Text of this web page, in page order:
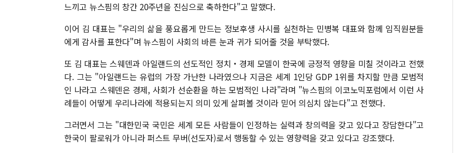
느끼고 뉴스핌의 창간 20주년을 진심으로 축하한다"고 말했다.
이어 김 대표는 "우리의 삶을 풍요롭게 만드는 정보후생 사시를 실천하는 민병복 대표와 함께 임직원분들
에게 감사를 표한다"며 뉴스핌이 사회의 바른 눈과 귀가 되어줄 것을 부탁했다.
또 김 대표는 스웨덴과 아일랜드의 선도적인 정치‧경제 모델이 한국에 긍정적 영향을 미칠 것이라고 전했
다. 그는 "아일랜드는 유럽의 가장 가난한 나라였으나 지금은 세계 1인당 GDP 1위를 차지할 만큼 모범적
인 나라고 스웨덴은 경제, 사회가 선순환을 하는 모범적인 나라"라며 "뉴스핌의 이코노믹포럼에서 이런 사
례들이 어떻게 우리나라에 적용되는지 의미 있게 살펴볼 것이라 믿어 의심치 않는다"고 전했다.
그러면서 그는 "대한민국 국민은 세계 모든 사람들이 인정하는 실력과 창의력을 갖고 있다고 장담한다"고
한국이 팔로워가 아니라 퍼스트 무버(선도자)로서 행동할 수 있는 영향력을 갖고 있다고 강조했다.